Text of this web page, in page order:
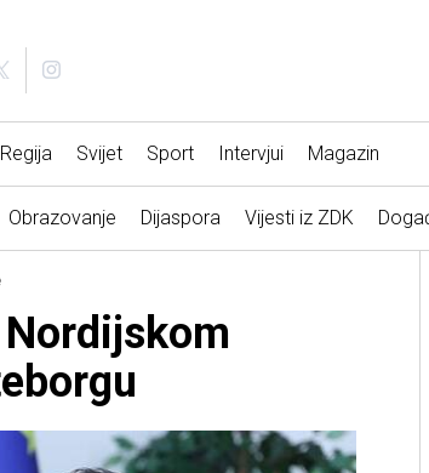
Regija Svijet Sport Intervjui Magazin
Obrazovanje Dijaspora Vijesti iz ZDK